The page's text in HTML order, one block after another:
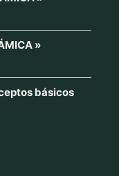
»
básicos